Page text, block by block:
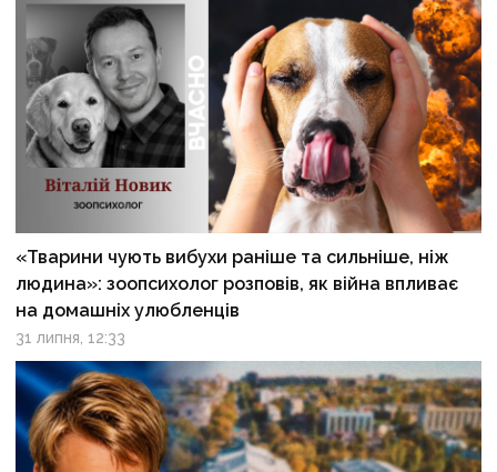
«Тварини чують вибухи раніше та сильніше, ніж
людина»: зоопсихолог розповів, як війна впливає
на домашніх улюбленців
31 липня, 12:33